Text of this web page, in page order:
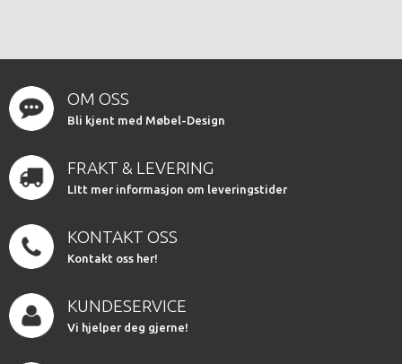
OM OSS
Bli kjent med Møbel-Design
FRAKT & LEVERING
LItt mer informasjon om leveringstider
KONTAKT OSS
Kontakt oss her!
KUNDESERVICE
Vi hjelper deg gjerne!